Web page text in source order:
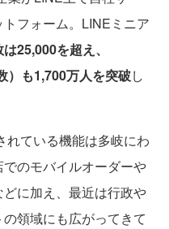
フォーム。LINEミニア
25,000を超え、
）も1,700万人を突破し
ている機能は多岐にわ
のモバイルオーダーや
に加え、最近は行政や
領域にも広がってきて